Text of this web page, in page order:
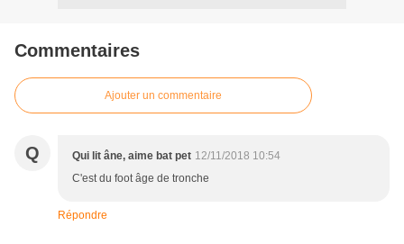
Commentaires
Ajouter un commentaire
Q Qui lit âne, aime bat pet 12/11/2018 10:54
C'est du foot âge de tronche
Répondre